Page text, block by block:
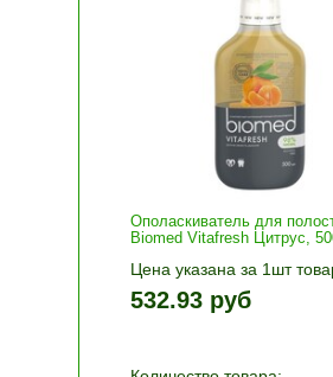
Ополаскиватель для
Biomed Vitafresh Цитрус,
Цена указана за 1шт
1шт прибавляется
и «-». Выберите нужное
532.93 руб